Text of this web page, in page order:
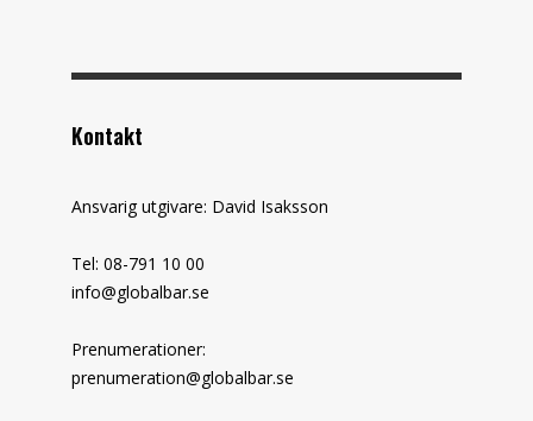
Kontakt
Ansvarig utgivare: David Isaksson
Tel: 08-791 10 00
info@globalbar.se
Prenumerationer:
prenumeration@globalbar.se